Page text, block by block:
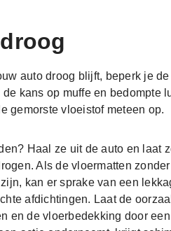
auto droog blijft, beperk je
kans op muffe en bedompte
gemorste vloeistof meteen op.
Haal ze uit de auto en laat
Als de vloermatten
kan er sprake van een
afdichtingen. Laat de
en de vloerbedekking door een